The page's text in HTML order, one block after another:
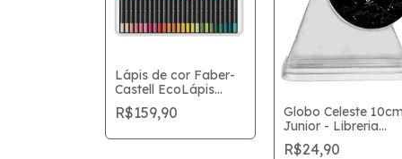
Lápis de cor Faber-
Castell EcoLápis
SuperSoft 50 Cores
R$159,90
Globo Celeste 10cm
Junior - Libreria
Editora
R$24,90